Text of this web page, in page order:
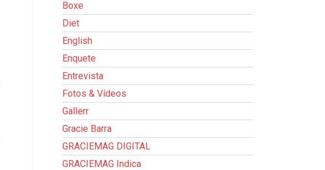
Boxe
Diet
English
Enquete
Entrevista
Fotos & Vídeos
Gallerr
Gracie Barra
GRACIEMAG DIGITAL
GRACIEMAG Indica